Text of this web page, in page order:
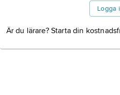
Logga
Är du lärare? Starta din